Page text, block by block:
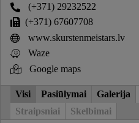
(+371) 29232522
(+371) 67607708
www.skurstenmeistars.lv
Waze
Google maps
Visi Pasiūlymai Galerija
Straipsniai
Skelbimai